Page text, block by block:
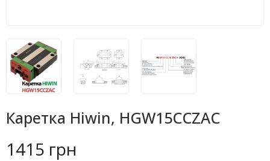
Каретка Hiwin, HGW15CCZAC
1415 грн